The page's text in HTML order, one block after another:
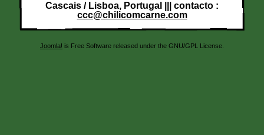
Cascais / Lisboa, Portugal ||| contacto :
ccc@chilicomcarne.com
Joomla! is Free Software released under the GNU/GPL License.